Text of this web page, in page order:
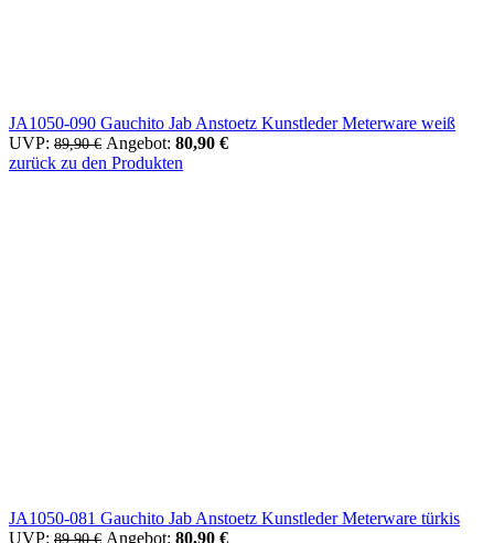
JA1050-090 Gauchito Jab Anstoetz Kunstleder Meterware weiß
UVP: 89,90€ Ursprünglicher Preis war: 89,90 €
Angebot: 80,90 €
zurück zu den Produkten
JA1050-081 Gauchito Jab Anstoetz Kunstleder Meterware türkis
UVP: 89,90€ Ursprünglicher Preis war: 89,90 €
Angebot: 80,90 €